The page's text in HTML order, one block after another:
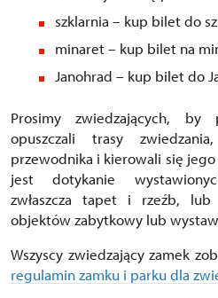
szklarnia – kup bilet do
minaret – kup bilet na
Janohrad – kup bilet do
Prosimy zwiedzających, by
opuszczali trasy
przewodnika i kierowali się
jest dotykanie
zwłaszcza tapet i rzeźb, lub
objektów zabytkowy lub
Wszyscy zwiedzający zamek
regulamin zamku i parku dla